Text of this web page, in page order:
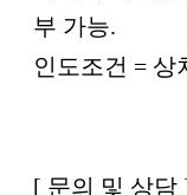
부 가능.
인도조건 = 상
[ 문의 및 상담